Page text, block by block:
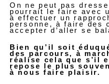
On ne peut pas
pourrait le faire avec
à effectuer un
personne, à faire des
accepter d’aller se
Bien qu’il soit
des parcours, à
réalise cela que s’il
repose le plus
à nous faire plaisir.